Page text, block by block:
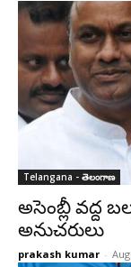
Telangana - తెలంగాణ
అసెంబ్లీ వద్ద
అనుచరులు
prakash kumar -